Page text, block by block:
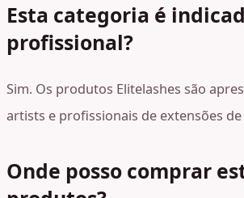
Esta categoria é
profissional?
Sim. Os produtos Elitelashes são
artists e profissionais de extensões de
Onde posso comprar